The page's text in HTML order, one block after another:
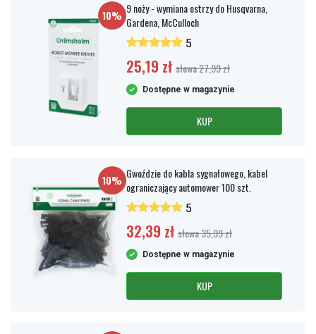
10% 9 noży - wymiana ostrzy do Husqvarna,
Gardena, McCulloch
5
25,19 zł słowa 27,99 zł
Dostępne w magazynie
KUP
10% Gwoździe do kabla sygnałowego, kabel
ograniczający automower 100 szt.
5
32,39 zł słowa 35,99 zł
Dostępne w magazynie
KUP